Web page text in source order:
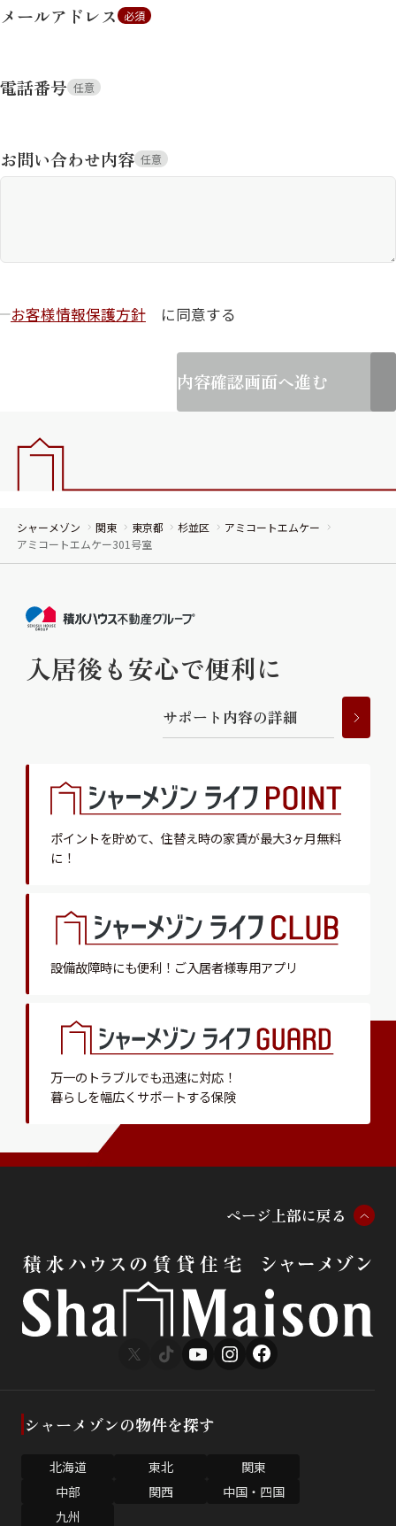
メールアドレス 必須
電話番号 任意
お問い合わせ内容 任意
お客様情報保護方針 に同意する
内容確認画面へ進む
シャーメゾン 関東 東京都 杉並区
アミコートエムケー
アミコートエムケー301号室
入居後も安心で便利に
サポー ト 内容の詳細
ポイントを貯めて、 住替え時の家賃が最大3ヶ月無料
に！
設備故障時にも便利！ ご入居者様専用アプリ
万一のトラブルでも迅速に対応！
暮らしを幅広くサポートする保険
ページ 上部に戻る
シャーメゾンの物件を探す
北海道 東北
関東
中部
関西
中国・四国
九州